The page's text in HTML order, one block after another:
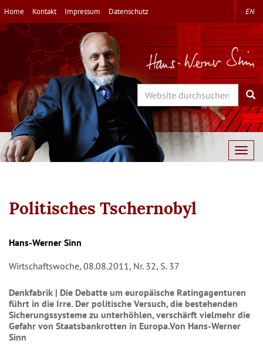
Direkt
zum
Inhalt
Home Kontakt Impressum Datenschutz EN
Search
Politisches Tschernobyl
Autor/en
Hans-Werner Sinn
Wirtschaftswoche, 08.08.2011, Nr. 32, S. 37
Denkfabrik | Die Debatte um europäische Ratingagenturen
führt in die Irre. Der politische Versuch, die bestehenden
Sicherungssysteme zu unterhöhlen, verschärft vielmehr die
Gefahr von Staatsbankrotten in Europa.Von Hans-Werner
Sinn